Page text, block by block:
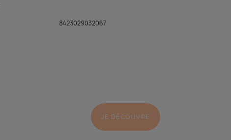
8423029032067
JE DÉCOUVRE